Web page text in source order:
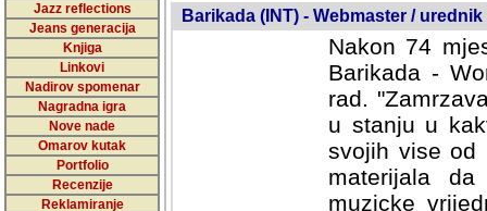
Jazz reflections
Jeans generacija
Knjiga
Linkovi
Nadirov spomenar
Nagradna igra
Nove nade
Omarov kutak
Portfolio
Recenzije
Reklamiranje
Barikada (INT) - Webmaster / urednik
Nakon 74
Barikada -
rad.
u stanju u
svojih vise od
materijala
muzicke